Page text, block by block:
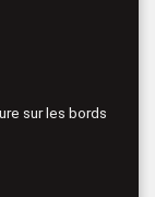
sur les bords